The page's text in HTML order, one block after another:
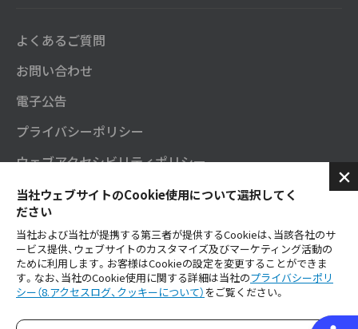
当社ウェブサイトのCookie使用について選択してく
ださい
当社および当社が提携する第三者が提供するCookieは、当該各社のサ
ービス提供、ウェブサイトのカスタマイズ及びマーケティング活動の
ために利用します。お客様はCookieの設定を変更することができま
す。なお、当社のCookie使用に関する詳細は当社のプライバシーポリ
シー（8.アクセスログ、クッキーについて） をご覧ください。
よくあるご質問
お問い合わせ
電子公告
プライバシーポリシー
ウェブアクセシビリティポリシー
セガサミーグループソーシャルメディアポリシー
SNS公式アカウント
ご利用にあたり
セガサミーグループ公式YouTube